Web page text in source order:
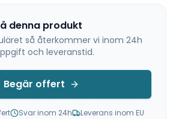
denna produkt
så återkommer vi inom 24h
och leveranstid.
Begär offert
Svar inom 24h Leverans inom EU